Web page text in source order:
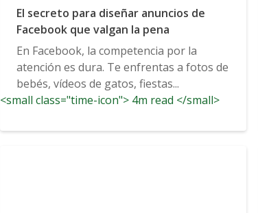
El secreto para diseñar anuncios de
Facebook que valgan la pena
En Facebook, la competencia por la
atención es dura. Te enfrentas a fotos de
bebés, vídeos de gatos, fiestas...
<small class="time-icon"> 4m read </small>